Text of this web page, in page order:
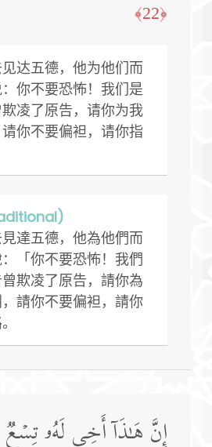
﴿22﴾
达五德，他为他们而
你不要恐怖！我们是
凌了原告，请你为我
你不要偏袒，请你指
達五德，他為他們而
「你不要恐怖！我們
欺凌了原告，請你為
請你不要偏袒，請你
إِنَّ هَـٰذَاۤ أَخِی لَهُۥ